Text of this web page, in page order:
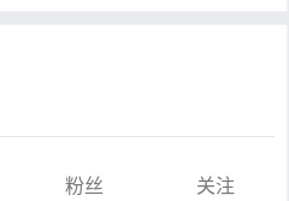
粉丝
关注